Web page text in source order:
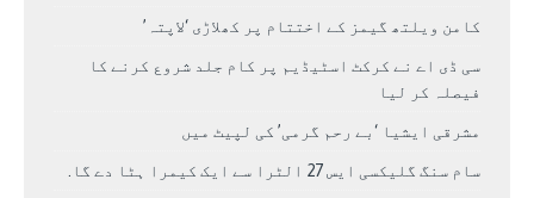
کامن ویلتھ گیمز کے اختتام پر کھلاڑی ‘لاپتہ’
سی ڈی اے نے کرکٹ اسٹیڈیم پر کام جلد شروع کرنے کا
فیصلہ کر لیا
مشرقی ایشیا ‘بے رحم گرمی’ کی لپیٹ میں
سام سنگ گلیکسی ایس 27 الٹرا سے ایک کیمرا ہٹا دے گا.